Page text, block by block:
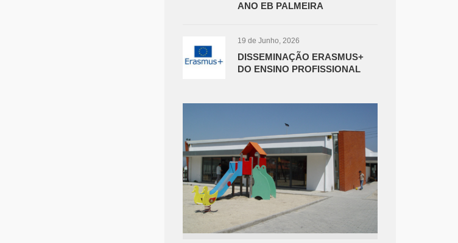
ANO EB PALMEIRA
19 de Junho, 2026
DISSEMINAÇÃO ERASMUS+
DO ENSINO PROFISSIONAL